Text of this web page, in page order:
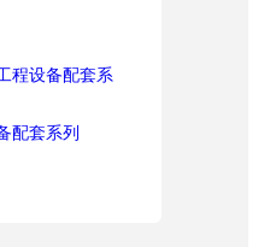
程设备配套系
配套系列